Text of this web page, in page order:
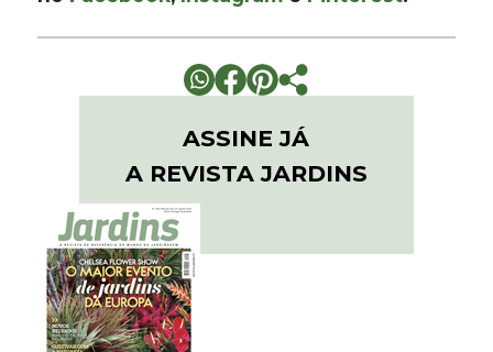
ASSINE JÁ
A REVISTA JARDINS